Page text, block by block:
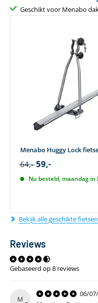
Geschikt voor Menabo
Menabo Huggy Lock
64,- 59,-
Nu besteld, maandag in
Bekijk alle geschikte
Reviews
Gebaseerd op 8 reviews
M
06/